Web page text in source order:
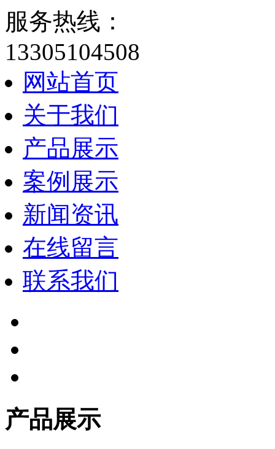
服务热线：
13305104508
网站首页
关于我们
产品展示
案例展示
新闻资讯
在线留言
联系我们
产品展示